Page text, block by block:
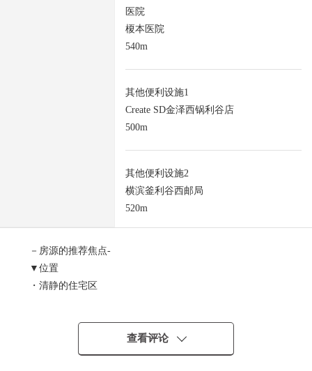
医院
榎本医院
540m
其他便利设施1
Create SD金泽西锅利谷店
500m
其他便利设施2
横滨釜利谷西邮局
520m
－房源的推荐焦点-
▼位置
・清静的住宅区
・前面道路幅员约6.5m
▼土地的特徴
查看评论